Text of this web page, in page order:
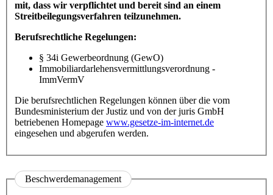
mit, dass wir verpflichtet und bereit sind an einem
Streitbeilegungsverfahren teilzunehmen.
Berufsrechtliche Regelungen:
§ 34i Gewerbeordnung (GewO)
Immobiliardarlehensvermittlungsverordnung -
ImmVermV
Die berufsrechtlichen Regelungen können über die vom
Bundesministerium der Justiz und von der juris GmbH
betriebenen Homepage www.gesetze-im-internet.de
eingesehen und abgerufen werden.
Beschwerdemanagement